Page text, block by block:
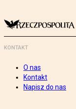
KONTAKT
O nas
Kontakt
Napisz do nas